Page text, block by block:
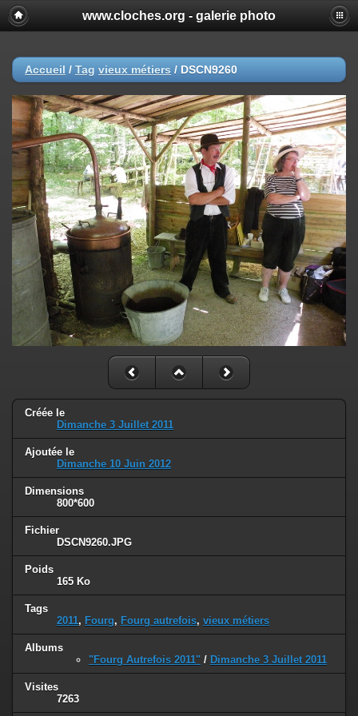
www.cloches.org - galerie photo
Accueil / Tag vieux métiers / DSCN9260
Créée le
Dimanche 3 Juillet 2011
Ajoutée le
Dimanche 10 Juin 2012
Dimensions
800*600
Fichier
DSCN9260.JPG
Poids
165 Ko
Tags
2011, Fourg, Fourg autrefois, vieux métiers
Albums
"Fourg Autrefois 2011" / Dimanche 3 Juillet 2011
Visites
7263